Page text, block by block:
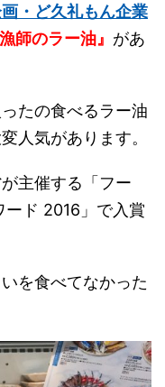
・ど久礼もん企業
漁師のラー油』 があ
たの食べるラー油
人気があります。
主催する「フー
ード 2016」で入賞
を食べてなかった